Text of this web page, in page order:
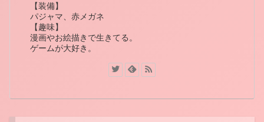
【装備】
パジャマ、赤メガネ
【趣味】
漫画やお絵描きで生きてる。
ゲームが大好き。